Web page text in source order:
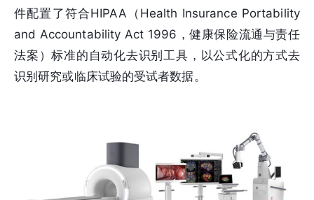
件配置了符合HIPAA（Health Insurance Portability
and Accountability Act 1996，健康保险流通与责任
法案）标准的自动化去识别工具，以公式化的方式去
识别研究或临床试验的受试者数据。